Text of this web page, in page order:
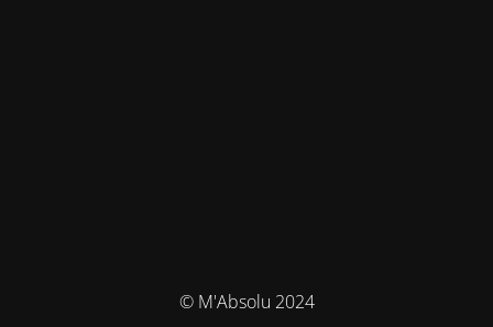
© M'Absolu 2024